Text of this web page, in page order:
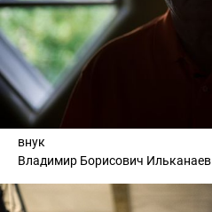
внук
Владимир Борисович Ильканаев